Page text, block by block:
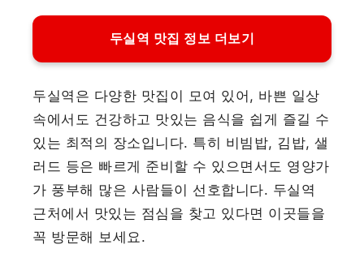
두실역 맛집 정보 더보기
두실역은 다양한 맛집이 모여 있어, 바쁜 일상
속에서도 건강하고 맛있는 음식을 쉽게 즐길 수
있는 최적의 장소입니다. 특히 비빔밥, 김밥, 샐
러드 등은 빠르게 준비할 수 있으면서도 영양가
가 풍부해 많은 사람들이 선호합니다. 두실역
근처에서 맛있는 점심을 찾고 있다면 이곳들을
꼭 방문해 보세요.